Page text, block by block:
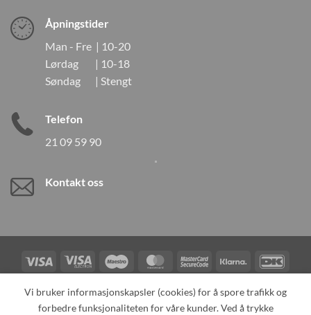
Åpningstider
Man - Fre | 10-20
Lørdag | 10-18
Søndag | Stengt
Telefon
21 09 59 90
Kontakt oss
Visa
Visa
Electron
Maestro MasterCardMasterCard
2
Klarna
Card
TILBAKEKALLINGER KONTAKT OSS OM OSS
Vi bruker informasjonskapsler (cookies) for å spore trafikk og
forbedre funksjonaliteten for våre kunder. Ved å trykke